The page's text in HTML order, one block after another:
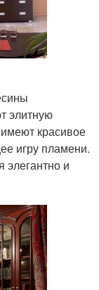
элитную
красивое
игру пламени.
элегантно и